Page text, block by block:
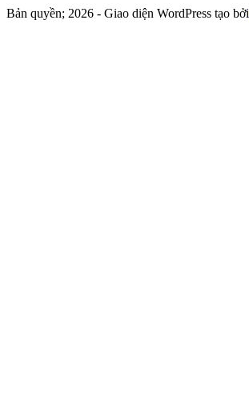
Bản quyền; 2026 - Giao diện WordPress tạo bởi